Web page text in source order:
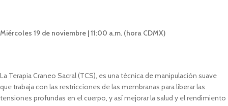
Miércoles 19 de noviembre | 11:00 a.m. (hora CDMX)
La Terapia Craneo Sacral (TCS), es una técnica de manipulación suave
que trabaja con las restricciones de las membranas para liberar las
tensiones profundas en el cuerpo, y así mejorar la salud y el rendimiento